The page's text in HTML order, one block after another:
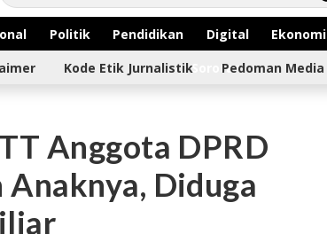
Politik Pendidikan Digital Ekonomi
Sorotan
Kode Etik Jurnalistik Pedoman Media
Anggota DPRD
Anaknya, Diduga